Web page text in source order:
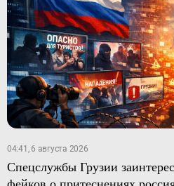
04:41, 6 августа 2026
Спецслужбы Грузии